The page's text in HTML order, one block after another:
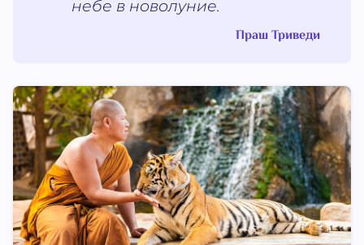
небе в новолуние.
Праш Триведи